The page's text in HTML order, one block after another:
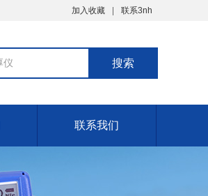
加入收藏 联系3nh
联系我们